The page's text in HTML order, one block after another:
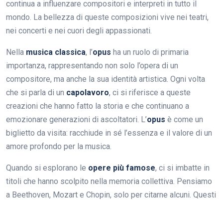
continua a influenzare compositori e interpreti in tutto il
mondo. La bellezza di queste composizioni vive nei teatri,
nei concerti e nei cuori degli appassionati.
Nella musica classica, l’opus ha un ruolo di primaria
importanza, rappresentando non solo l’opera di un
compositore, ma anche la sua identità artistica. Ogni volta
che si parla di un capolavoro, ci si riferisce a queste
creazioni che hanno fatto la storia e che continuano a
emozionare generazioni di ascoltatori. L’opus è come un
biglietto da visita: racchiude in sé l’essenza e il valore di un
amore profondo per la musica.
Quando si esplorano le opere più famose, ci si imbatte in
titoli che hanno scolpito nella memoria collettiva. Pensiamo
a Beethoven, Mozart e Chopin, solo per citarne alcuni. Questi